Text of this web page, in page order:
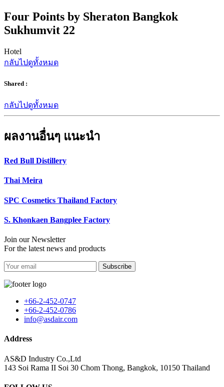
Four Points by Sheraton Bangkok
Sukhumvit 22
Hotel
กลับไปดูทั้งหมด
Shared :
กลับไปดูทั้งหมด
ผลงานอื่นๆ แนะนำ
Red Bull Distillery
Thai Meira
SPC Cosmetics Thailand Factory
S. Khonkaen Bangplee Factory
Join our Newsletter
For the latest news and products
Subscribe
+66-2-452-0747
+66-2-452-0786
info@asdair.com
Address
AS&D Industry Co.,Ltd
143 Soi Rama II Soi 30 Chom Thong, Bangkok, 10150 Thailand